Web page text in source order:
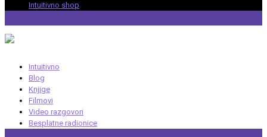
Intuitivno shop
Intuitivno
Blog
Knjige
Filmovi
Video razgovori
Besplatne radionice